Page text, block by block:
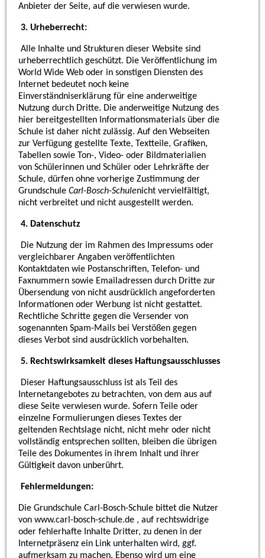
Anbieter der Seite, auf die verwiesen wurde.
3. Urheberrecht:
Alle Inhalte und Strukturen dieser Website sind
urheberrechtlich geschützt. Die Veröffentlichung im
World Wide Web oder in sonstigen Diensten des
Internet bedeutet noch keine
Einverständniserklärung für eine anderweitige
Nutzung durch Dritte. Die anderweitige Nutzung des
hier bereitgestellten Informationsmaterials über die
Schule ist daher nicht zulässig. Auf den Webseiten
zur Verfügung gestellte Texte, Textteile, Grafiken,
Tabellen sowie Ton-, Video- oder Bildmaterialien
von Schülerinnen und Schüler oder Lehrkräfte der
Schule, dürfen ohne vorherige Zustimmung der
GrundschuleCarl-Bosch-Schulenicht vervielfältigt,
nicht verbreitet und nicht ausgestellt werden.
4. Datenschutz
Die Nutzung der im Rahmen des Impressums oder
vergleichbarer Angaben veröffentlichten
Kontaktdaten wie Postanschriften, Telefon- und
Faxnummern sowie Emailadressen durch Dritte zur
Übersendung von nicht ausdrücklich angeforderten
Informationen oder Werbung ist nicht gestattet.
Rechtliche Schritte gegen die Versender von
sogenannten Spam-Mails bei Verstößen gegen
dieses Verbot sind ausdrücklich vorbehalten.
5. Rechtswirksamkeit dieses Haftungsausschlusses
Dieser Haftungsausschluss ist als Teil des
Internetangebotes zu betrachten, von dem aus auf
diese Seite verwiesen wurde. Sofern Teile oder
einzelne Formulierungen dieses Textes der
geltenden Rechtslage nicht, nicht mehr oder nicht
vollständig entsprechen sollten, bleiben die übrigen
Teile des Dokumentes in ihrem Inhalt und ihrer
Gültigkeit davon unberührt.
Fehlermeldungen:
Die GrundschuleCarl-Bosch-Schule bittet die Nutzer
von www.carl-bosch-schule.de , auf rechtswidrige
oder fehlerhafte Inhalte Dritter, zu denen in der
Internetpräsenz ein Link unterhalten wird, ggf.
aufmerksam zu machen. Ebenso wird um eine